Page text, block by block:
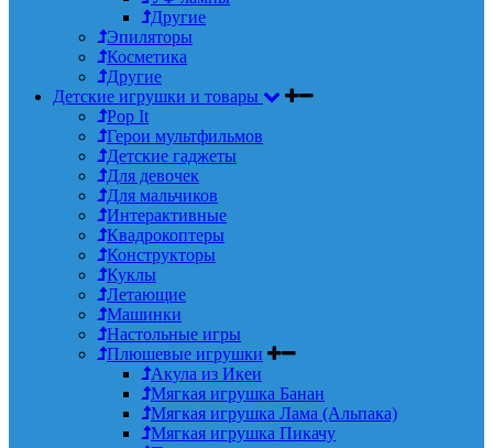
Другие
Эпиляторы
Косметика
Другие
Детские игрушки и товары
Pop It
Герои мультфильмов
Детские гаджеты
Для девочек
Для мальчиков
Интерактивные
Квадрокоптеры
Конструкторы
Куклы
Летающие
Машинки
Настольные игры
Плюшевые игрушки
Акула из Икеи
Мягкая игрушка Банан
Мягкая игрушка Лама (Альпака)
Мягкая игрушка Пикачу